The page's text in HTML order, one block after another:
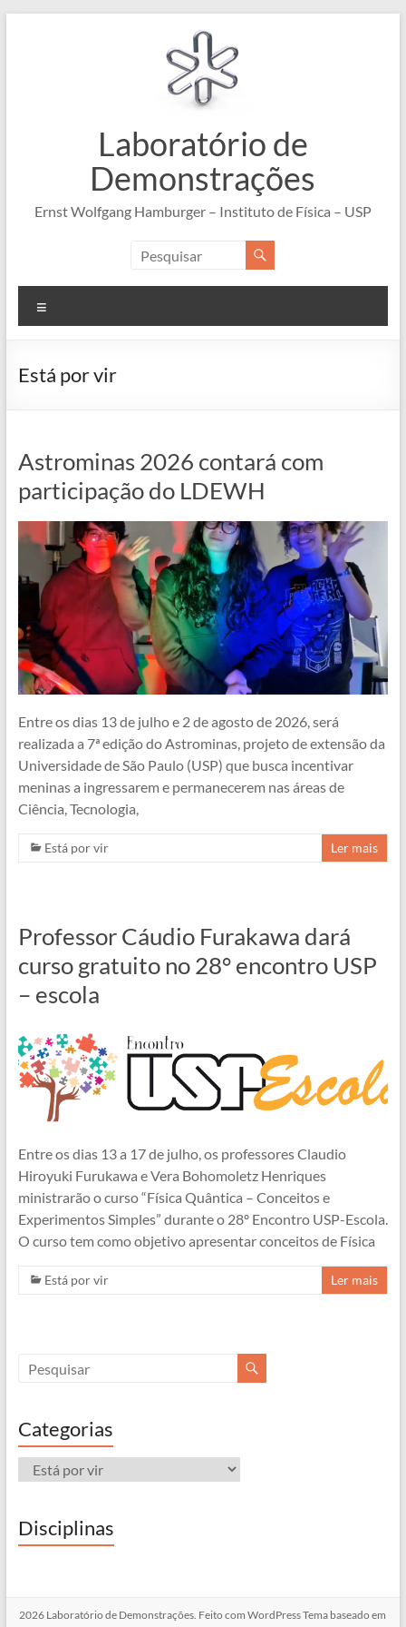
Laboratório de
Demonstrações
Ernst Wolfgang Hamburger – Instituto de Física – USP
Está por vir
Astrominas 2026 contará com
participação do LDEWH
Entre os dias 13 de julho e 2 de agosto de 2026, será
realizada a 7ª edição do Astrominas, projeto de extensão da
Universidade de São Paulo (USP) que busca incentivar
meninas a ingressarem e permanecerem nas áreas de
Ciência, Tecnologia,
Está por vir Ler mais
Professor Cáudio Furakawa dará
curso gratuito no 28° encontro USP
– escola
Entre os dias 13 a 17 de julho, os professores Claudio
Hiroyuki Furukawa e Vera Bohomoletz Henriques
ministrarão o curso “Física Quântica – Conceitos e
Experimentos Simples” durante o 28º Encontro USP-Escola.
O curso tem como objetivo apresentar conceitos de Física
Está por vir Ler mais
Categorias
Categorias
Disciplinas
2026 Laboratório de Demonstrações. Feito comWordPressTema baseado em